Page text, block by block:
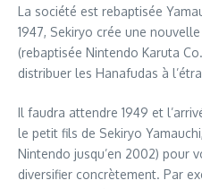
La société est rebaptisée
1947, Sekiryo crée une
(rebaptisée Nintendo Karuta
distribuer les Hanafudas à
Il faudra attendre 1949 et
le petit fils de Sekiryo
Nintendo jusqu’en 2002) pour
diversifier concrètement. Par